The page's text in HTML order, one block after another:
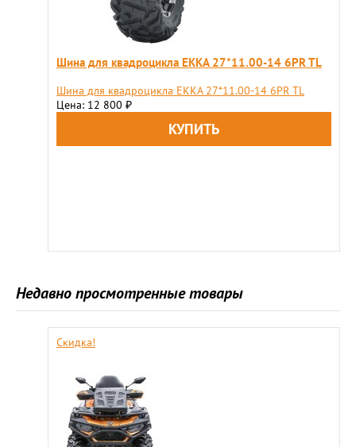
Шина для квадроцикла EKKA 27*11.00-14 6PR TL
Шина для квадроцикла EKKA 27*11.00-14 6PR TL
Цена: 12 800 ₽
Недавно просмотренные товары
Скидка!